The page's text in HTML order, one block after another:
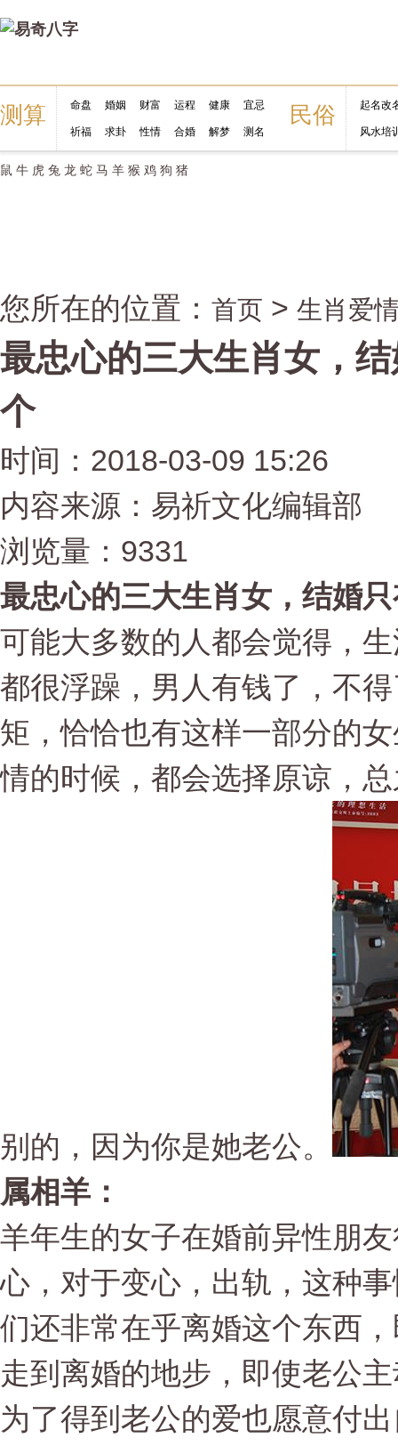
测算 命盘 婚姻 财富 运程 健康 宜忌
祈福 求卦 性情 合婚 解梦 测名
民俗 起名改
风水培
鼠 牛 虎 兔 龙 蛇 马 羊 猴 鸡 狗 猪
您所在的位置： 首页 > 生肖爱
最忠心的三大生肖女，
个
时间：2018-03-09 15:26
内容来源：易祈文化编辑部
浏览量：9331
最忠心的三大生肖女，结婚
可能大多数的人都会觉得，
都很浮躁，男人有钱了，不
矩，恰恰也有这样一部分的
情的时候，都会选择原谅，
别的，因为你是她老公。
属相羊：
羊年生的女子在婚前异性朋
心，对于变心，出轨，这种
们还非常在乎离婚这个东西
走到离婚的地步，即使老公
为了得到老公的爱也愿意付